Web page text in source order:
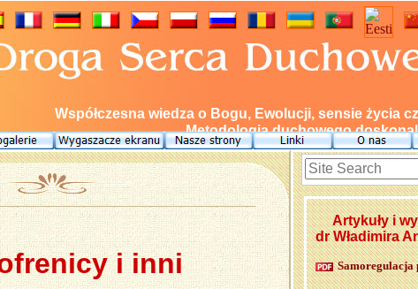
Współczesna wiedza o Bogu, Ewolucji, sensie życia
Metodologia duchowego
i inni
Artykuły i
dr Władimira
Sa­mo­re­gu­la­cja